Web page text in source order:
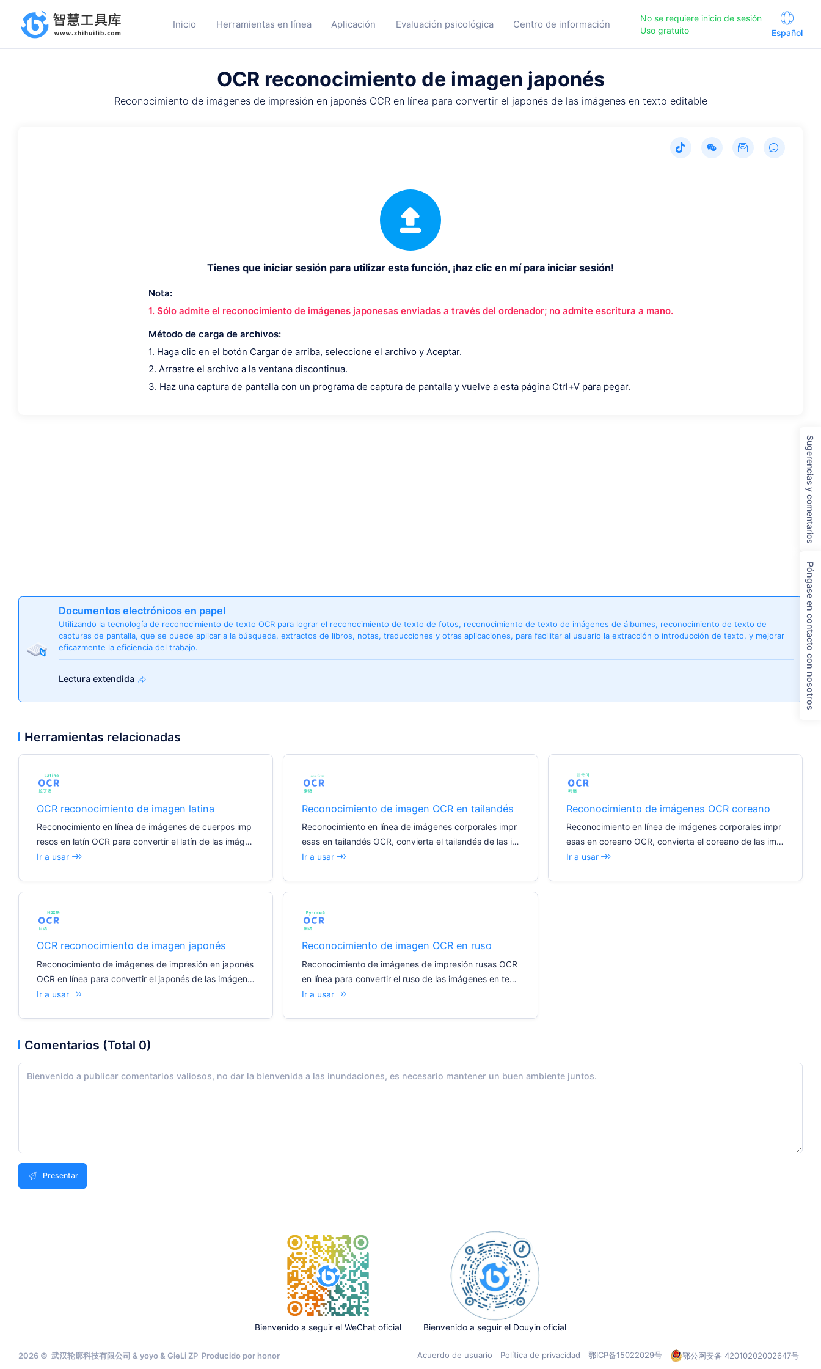
Inicio Herramientas en línea Aplicación Evaluación psicológica Centro de información
No se requiere inicio de sesión
Uso gratuito
Español
OCR reconocimiento de imagen japonés
Reconocimiento de imágenes de impresión en japonés OCR en línea para convertir el japonés de las imágenes en texto editable
Tienes que iniciar sesión para utilizar esta función, ¡haz clic en mí para iniciar sesión!
Nota:
1. Sólo admite el reconocimiento de imágenes japonesas enviadas a través del ordenador; no admite escritura a mano.
Método de carga de archivos:
1. Haga clic en el botón Cargar de arriba, seleccione el archivo y Aceptar.
2. Arrastre el archivo a la ventana discontinua.
3. Haz una captura de pantalla con un programa de captura de pantalla y vuelve a esta página Ctrl+V para pegar.
Documentos electrónicos en papel
Utilizando la tecnología de reconocimiento de texto OCR para lograr el reconocimiento de texto de fotos, reconocimiento de texto de imágenes de álbumes, reconocimiento de texto de
capturas de pantalla, que se puede aplicar a la búsqueda, extractos de libros, notas, traducciones y otras aplicaciones, para facilitar al usuario la extracción o introducción de texto, y mejorar
eficazmente la eficiencia del trabajo.
Lectura extendida
Herramientas relacionadas
OCR reconocimiento de imagen latina
Reconocimiento en línea de imágenes de cuerpos imp
resos en latín OCR para convertir el latín de las imáge
nes en texto editable
Ir a usar
Reconocimiento de imagen OCR en tailandés
Reconocimiento en línea de imágenes corporales impr
esas en tailandés OCR, convierta el tailandés de las im
ágenes en texto editable
Ir a usar
Reconocimiento de imágenes OCR coreano
Reconocimiento en línea de imágenes corporales impr
esas en coreano OCR, convierta el coreano de las imá
genes en texto editable
Ir a usar
OCR reconocimiento de imagen japonés
Reconocimiento de imágenes de impresión en japonés
OCR en línea para convertir el japonés de las imágene
s en texto editable
Ir a usar
Reconocimiento de imagen OCR en ruso
Reconocimiento de imágenes de impresión rusas OCR
en línea para convertir el ruso de las imágenes en text
o editable
Ir a usar
Comentarios (Total 0)
Presentar
Bienvenido a seguir el WeChat oficial Bienvenido a seguir el Douyin oficial
2026 © 武汉轮廓科技有限公司 & yoyo & GieLi ZP Producido por honor Acuerdo de usuario Política de privacidad 鄂ICP备15022029号 鄂公网安备 42010202002647号
Sugerencias y comentarios
Póngase en contacto con nosotros